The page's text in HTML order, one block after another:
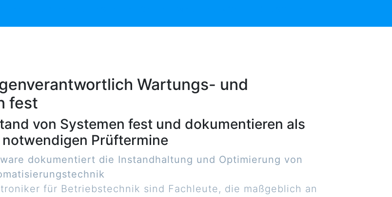
Wartungs- und
fest
von Systemen fest und dokumentieren als
Prüftermine
dokumentiert die Instandhaltung und Optimierung von
für Betriebstechnik sind Fachleute, die maßgeblich an